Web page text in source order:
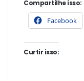
Compartilhe isso:
Facebook
Curtir isso: